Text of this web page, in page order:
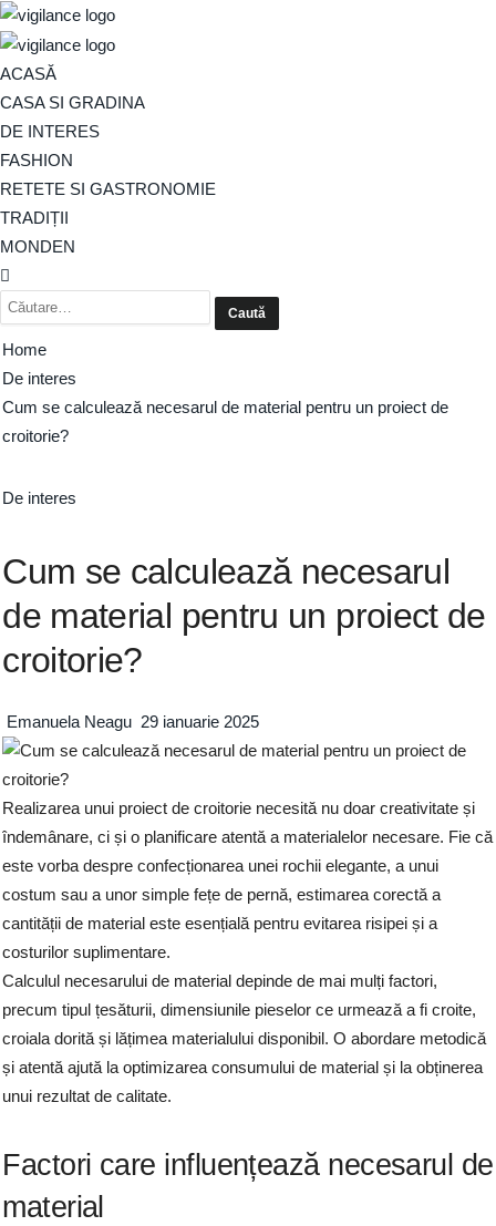
ACASĂ
CASA SI GRADINA
DE INTERES
FASHION
RETETE SI GASTRONOMIE
TRADIȚII
MONDEN
Home
De interes
Cum se calculează necesarul de material pentru un proiect de
croitorie?
De interes
Cum se calculează necesarul
de material pentru un proiect de
croitorie?
Emanuela Neagu 29 ianuarie 2025
Realizarea unui proiect de croitorie necesită nu doar creativitate și
îndemânare, ci și o planificare atentă a materialelor necesare. Fie că
este vorba despre confecționarea unei rochii elegante, a unui
costum sau a unor simple fețe de pernă, estimarea corectă a
cantității de material este esențială pentru evitarea risipei și a
costurilor suplimentare.
Calculul necesarului de material depinde de mai mulți factori,
precum tipul țesăturii, dimensiunile pieselor ce urmează a fi croite,
croiala dorită și lățimea materialului disponibil. O abordare metodică
și atentă ajută la optimizarea consumului de material și la obținerea
unui rezultat de calitate.
Factori care influențează necesarul de
material